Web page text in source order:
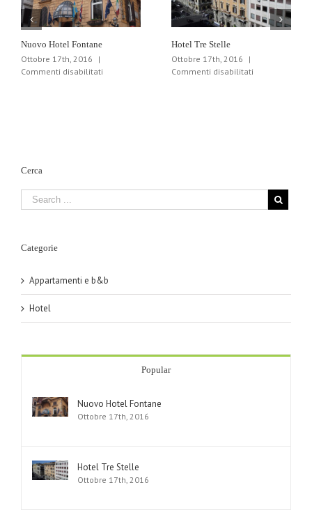
Nuovo Hotel Fontane
Ottobre 17th, 2016
|
Commenti disabilitati
Hotel Tre Stelle
Ottobre 17th, 2016
|
Commenti disabilitati
Cerca
Categorie
Appartamenti e b&b
Hotel
Popular
Nuovo Hotel Fontane
Ottobre 17th, 2016
Hotel Tre Stelle
Ottobre 17th, 2016